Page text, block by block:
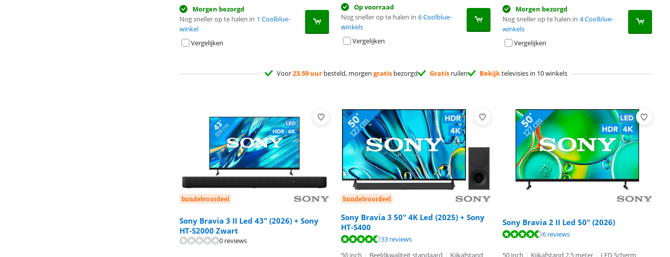
Morgen bezorgd
Nog sneller op te halen in 1 Coolblue-
winkel
Vergelijken
Op voorraad
Nog sneller op te halen in 6 Coolblue-
winkels
Vergelijken
Morgen bezorgd
Nog sneller op te halen in 4 Coolblue-
winkels
Vergelijken
Voor23.59 uurbesteld, morgen gratisbezorgd Gratisruilen Bekijktelevisies in 10 winkels
bundelvoordeel
Sony Bravia 3 II Led 43" (2026) + Sony
HT-S2000 Zwart
0 reviews
bundelvoordeel
Sony Bravia 3 50" 4K Led (2025) + Sony
HT-S400
Beoordeling is 8,6 van de 10, gebaseerd op 33 reviews.
33 reviews
50 inch | Beeldkwaliteit standaard | Kijkafstand
Sony Bravia 2 II Led 50" (2026)
Beoordeling is 8,7 van de 10, gebaseerd op 6 reviews. 6 reviews
50 inch | Kijkafstand 2,5 meter | LED Scherm